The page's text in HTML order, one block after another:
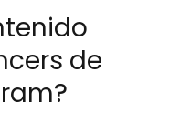
de